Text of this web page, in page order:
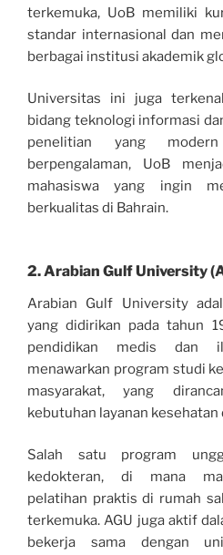
terkemuka, UoB memiliki
standar internasional dan
berbagai institusi akademik
Universitas ini juga
bidang teknologi informasi
penelitian yang
berpengalaman, UoB
mahasiswa yang ingin
berkualitas di Bahrain.
2.Arabian Gulf University
Arabian Gulf University
yang didirikan pada tahun
pendidikan medis dan
menawarkan program studi
masyarakat, yang
kebutuhan layanan kesehatan
Salah satu program
kedokteran, di mana
pelatihan praktis di rumah
terkemuka. AGU juga aktif
bekerja sama dengan